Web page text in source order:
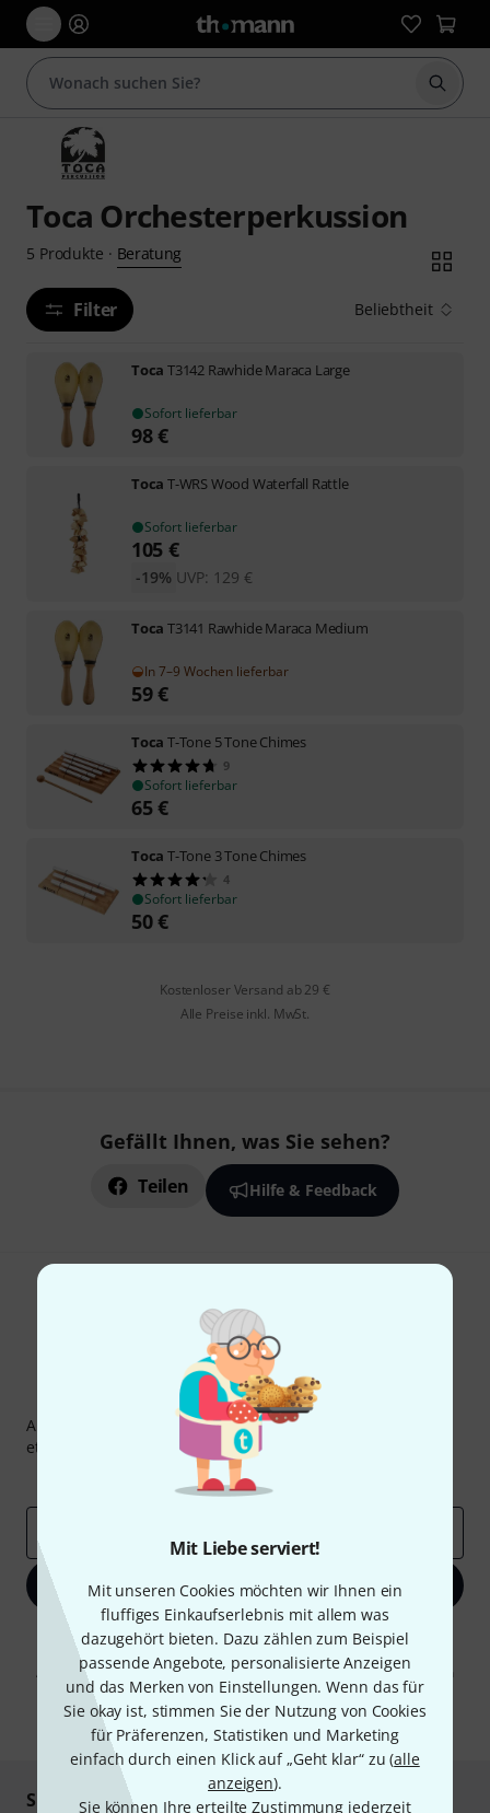
Mit Liebe serviert!
Mit unseren Cookies möchten wir Ihnen ein
fluffiges Einkaufserlebnis mit allem was
dazugehört bieten. Dazu zählen zum Beispiel
passende Angebote, personalisierte Anzeigen
und das Merken von Einstellungen. Wenn das für
Sie okay ist, stimmen Sie der Nutzung von Cookies
für Präferenzen, Statistiken und Marketing
einfach durch einen Klick auf „Geht klar“ zu (alle
anzeigen).
Sie können Ihre erteilte Zustimmung jederzeit
Suche
Toca Orchesterperkussion
5 Produkte · Beratung
Filter Beliebtheit
Toca T3142 Rawhide Maraca Large
Sofort lieferbar
98€
Toca T-WRS Wood Waterfall Rattle
Sofort lieferbar
105 €
UVP: 129 €
-19%
Toca T3141 Rawhide Maraca Medium
In 7–9 Wochen lieferbar
59€
Toca T-Tone 5 Tone Chimes
9
Sofort lieferbar
65€
Toca T-Tone 3 Tone Chimes
4
Sofort lieferbar
50€
Kostenloser Versand ab 29 €
Alle Preise inkl. MwSt.
Gefällt Ihnen, was Sie sehen?
Teilen Hilfe & Feedback
Thomann Newsletter
Abonniere den Thomann Newsletter und gewinne mit
etwas Glück einen von
50 Gutscheinen
Inspirierende Beiträge
Deals
Jetzt anmelden
Mit Klick auf „Jetzt anmelden“ stimmen Sie dem Erhalt von E-Mail-
Werbung und einer Messung des E-Mail-Nutzungsverhaltens zu. Die
Abmeldung ist jederzeit möglich. Weitere Informationen finden Sie in
unserenDatenschutzhinweisen.
* Pflichtfeld
Sicher einkaufen & bezahlen